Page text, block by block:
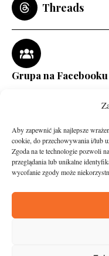
Aby zapewnić jak najlepsze
cookie, do przechowywania i/lub
Zgoda na te technologie pozwoli
przeglądania lub unikalne
wycofanie zgody może
Threads
Grupa na Facebooku
Asfalt